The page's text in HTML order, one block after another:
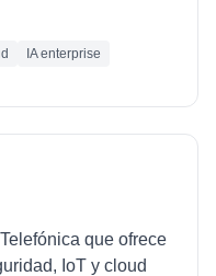
IA enterprise
que ofrece
IoT y cloud